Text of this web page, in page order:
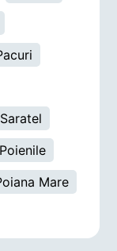
Saratel
Poienile
Mare